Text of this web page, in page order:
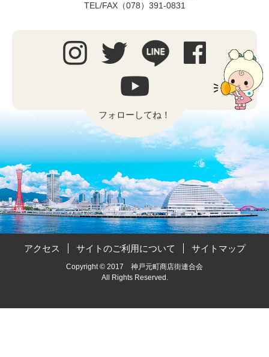
TEL/FAX（078）391-0831
フォローしてね！
アクセス サイトのご利用について サイトマップ
Copyright © 2017 神戸元町商店街連合会
All Rights Reserved.